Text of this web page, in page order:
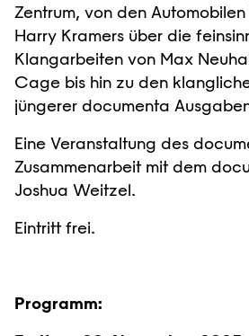
Zentrum, von den
Harry Kramers über die
Klangarbeiten von Max
Cage bis hin zu den
jüngerer documenta
Eine Veranstaltung des
Zusammenarbeit mit dem
Joshua Weitzel.
Eintritt frei.
Programm: